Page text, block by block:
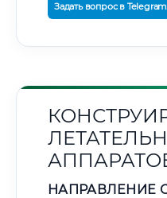
Задать вопрос в Telegram
НАПРАВЛЕНИЕ